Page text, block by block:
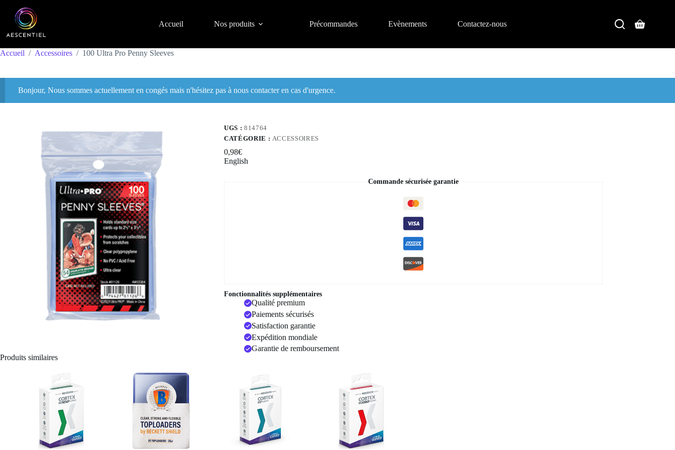
Accueil Nos produits Précommandes Evènements Contactez-nous
Accueil / Accessoires / 100 Ultra Pro Penny Sleeves
Bonjour, Nous sommes actuellement en congés mais n'hésitez pas à nous contacter en cas d'urgence.
UGS : 814764
CATÉGORIE : ACCESSOIRES
0,98€
English
Commande sécurisée garantie
Fonctionnalités supplémentaires
Qualité premium
Paiements sécurisés
Satisfaction garantie
Expédition mondiale
Garantie de remboursement
Produits similaires